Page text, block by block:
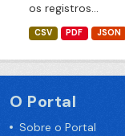
os registros...
CSV PDF JSON
O Portal
Sobre o Portal